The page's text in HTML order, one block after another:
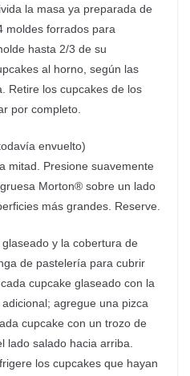
la masa ya preparada de
moldes forrados para
hasta 2/3 de su
al horno, según las
Retire los cupcakes de los
por completo.
envuelto)
mitad. Presione suavemente
Morton® sobre un lado
más grandes. Reserve.
y la cobertura de
de pastelería para cubrir
cupcake glaseado con la
agregue una pizca
cupcake con un trozo de
lado salado hacia arriba.
los cupcakes que hayan